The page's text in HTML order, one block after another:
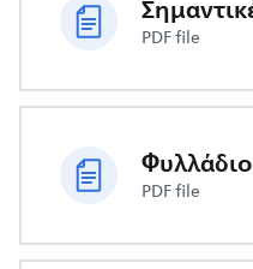
PDF file
Φυλλάδιο
PDF file